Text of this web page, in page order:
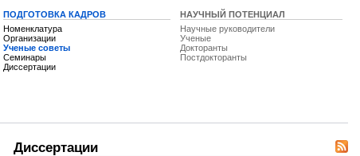
ПОДГОТОВКА КАДРОВ
Номенклатура
Организации
Ученые советы
Семинары
Диссертации
НАУЧНЫЙ ПОТЕНЦИАЛ
Научные руководители
Ученые
Докторанты
Постдокторанты
Диссертации